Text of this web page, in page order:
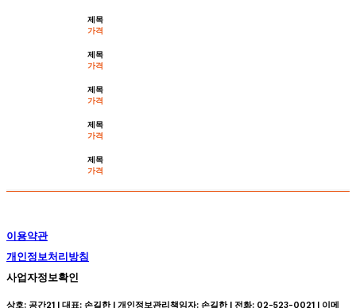
제목
가격
제목
가격
제목
가격
제목
가격
제목
가격
이용약관
개인정보처리방침
사업자정보확인
상호: 공간21 | 대표: 손길한 | 개인정보관리책임자: 손길한 | 전화: 02-523-0021 | 이메